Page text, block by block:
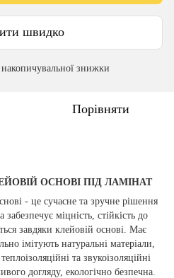
швидко
знижки
Порівняти
ОСНОВІ ПІД ЛАМІНАТ
- це сучасне та зручне рішення
міцність, стійкість до
завдяки клейовій основі. Має
імітують натуральні матеріали,
та звукоізоляційні
догляду, екологічно безпечна.